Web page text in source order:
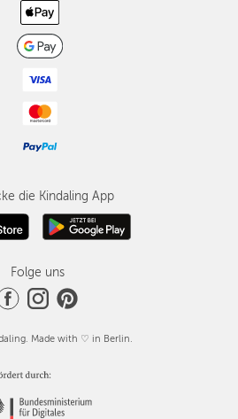
die Kindaling App
Folge uns
Made with ♡ in Berlin.